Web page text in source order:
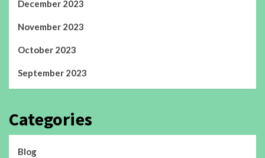
December 2023
November 2023
October 2023
September 2023
Categories
Blog